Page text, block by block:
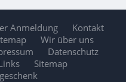
Anmeldung
Kontakt
Wir über uns
Datenschutz
Sitemap